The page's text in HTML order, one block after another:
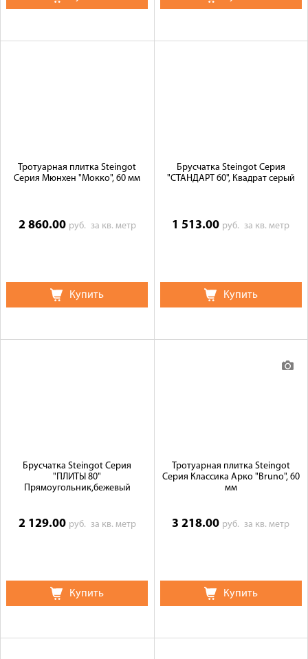
Тротуарная плитка Steingot
Серия Мюнхен "Мокко", 60 мм
2 860.00 руб. за кв. метр
Купить
Брусчатка Steingot Серия
"СТАНДАРТ 60", Квадрат серый
1 513.00 руб.за кв. метр
Купить
Брусчатка Steingot Серия
"ПЛИТЫ 80"
Прямоугольник,бежевый
2 129.00 руб. за кв. метр
Купить
Тротуарная плитка Steingot
Серия Классика Арко "Bruno", 60
мм
3 218.00 руб.за кв. метр
Купить